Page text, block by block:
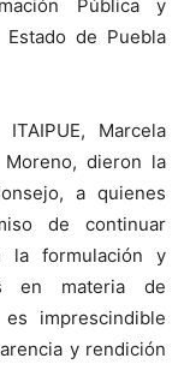
Pública y
de Puebla
Marcela
Moreno, dieron la
a quienes
de continuar
la formulación y
en materia de
imprescindible
y rendición